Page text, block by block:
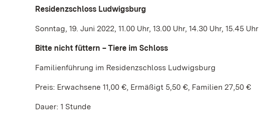
Residenzschloss Ludwigsburg
Sonntag, 19. Juni 2022, 11.00 Uhr, 13.00 Uhr, 14.30 Uhr, 15.45 Uhr
Bitte nicht füttern – Tiere im Schloss
Familienführung im Residenzschloss Ludwigsburg
Preis: Erwachsene 11,00 €, Ermäßigt 5,50 €, Familien 27,50 €
Dauer: 1 Stunde